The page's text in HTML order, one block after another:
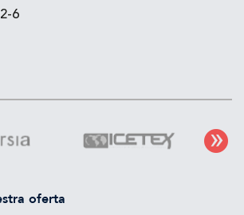
6
oferta